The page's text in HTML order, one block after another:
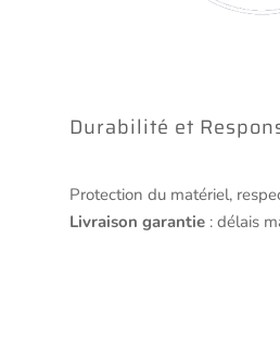
Durabilité et
Protection du matériel,
Livraison garantie: délais